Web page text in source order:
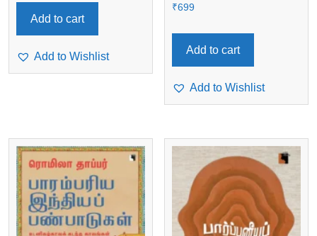
Add to cart
Add to Wishlist
₹699
Add to cart
Add to Wishlist